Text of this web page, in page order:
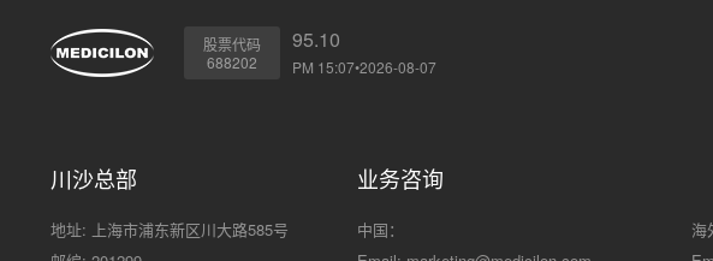
股票代码
688202
95.10
PM 15:07•2026-08-07
川沙总部
地址: 上海市浦东新区川大路585号
业务咨询
中国：
海